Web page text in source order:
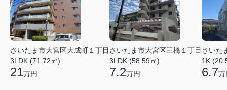
さいたま市大宮区大成町１丁目
3LDK (71.72㎡)
21万円
さいたま市大宮区三橋１丁目
3LDK (58.59㎡)
7.2万円
さいた
1K
6.7万